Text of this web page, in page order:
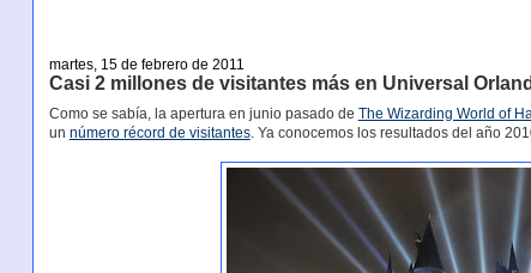
martes, 15 de febrero de 2011
Casi 2 millones de visitantes más en Universal
Como se sabía, la apertura en junio pasado de The Wizarding World of
un número récord de visitantes. Ya conocemos los resultados del año